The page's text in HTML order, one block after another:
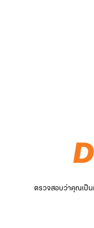
ตรวจสอบว่าคุณเป็น